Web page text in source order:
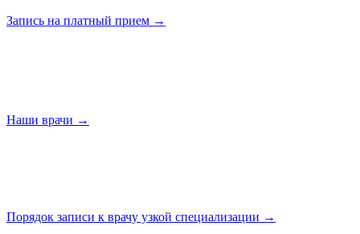
Запись на платный прием →
Наши врачи →
Порядок записи к врачу узкой специализации →